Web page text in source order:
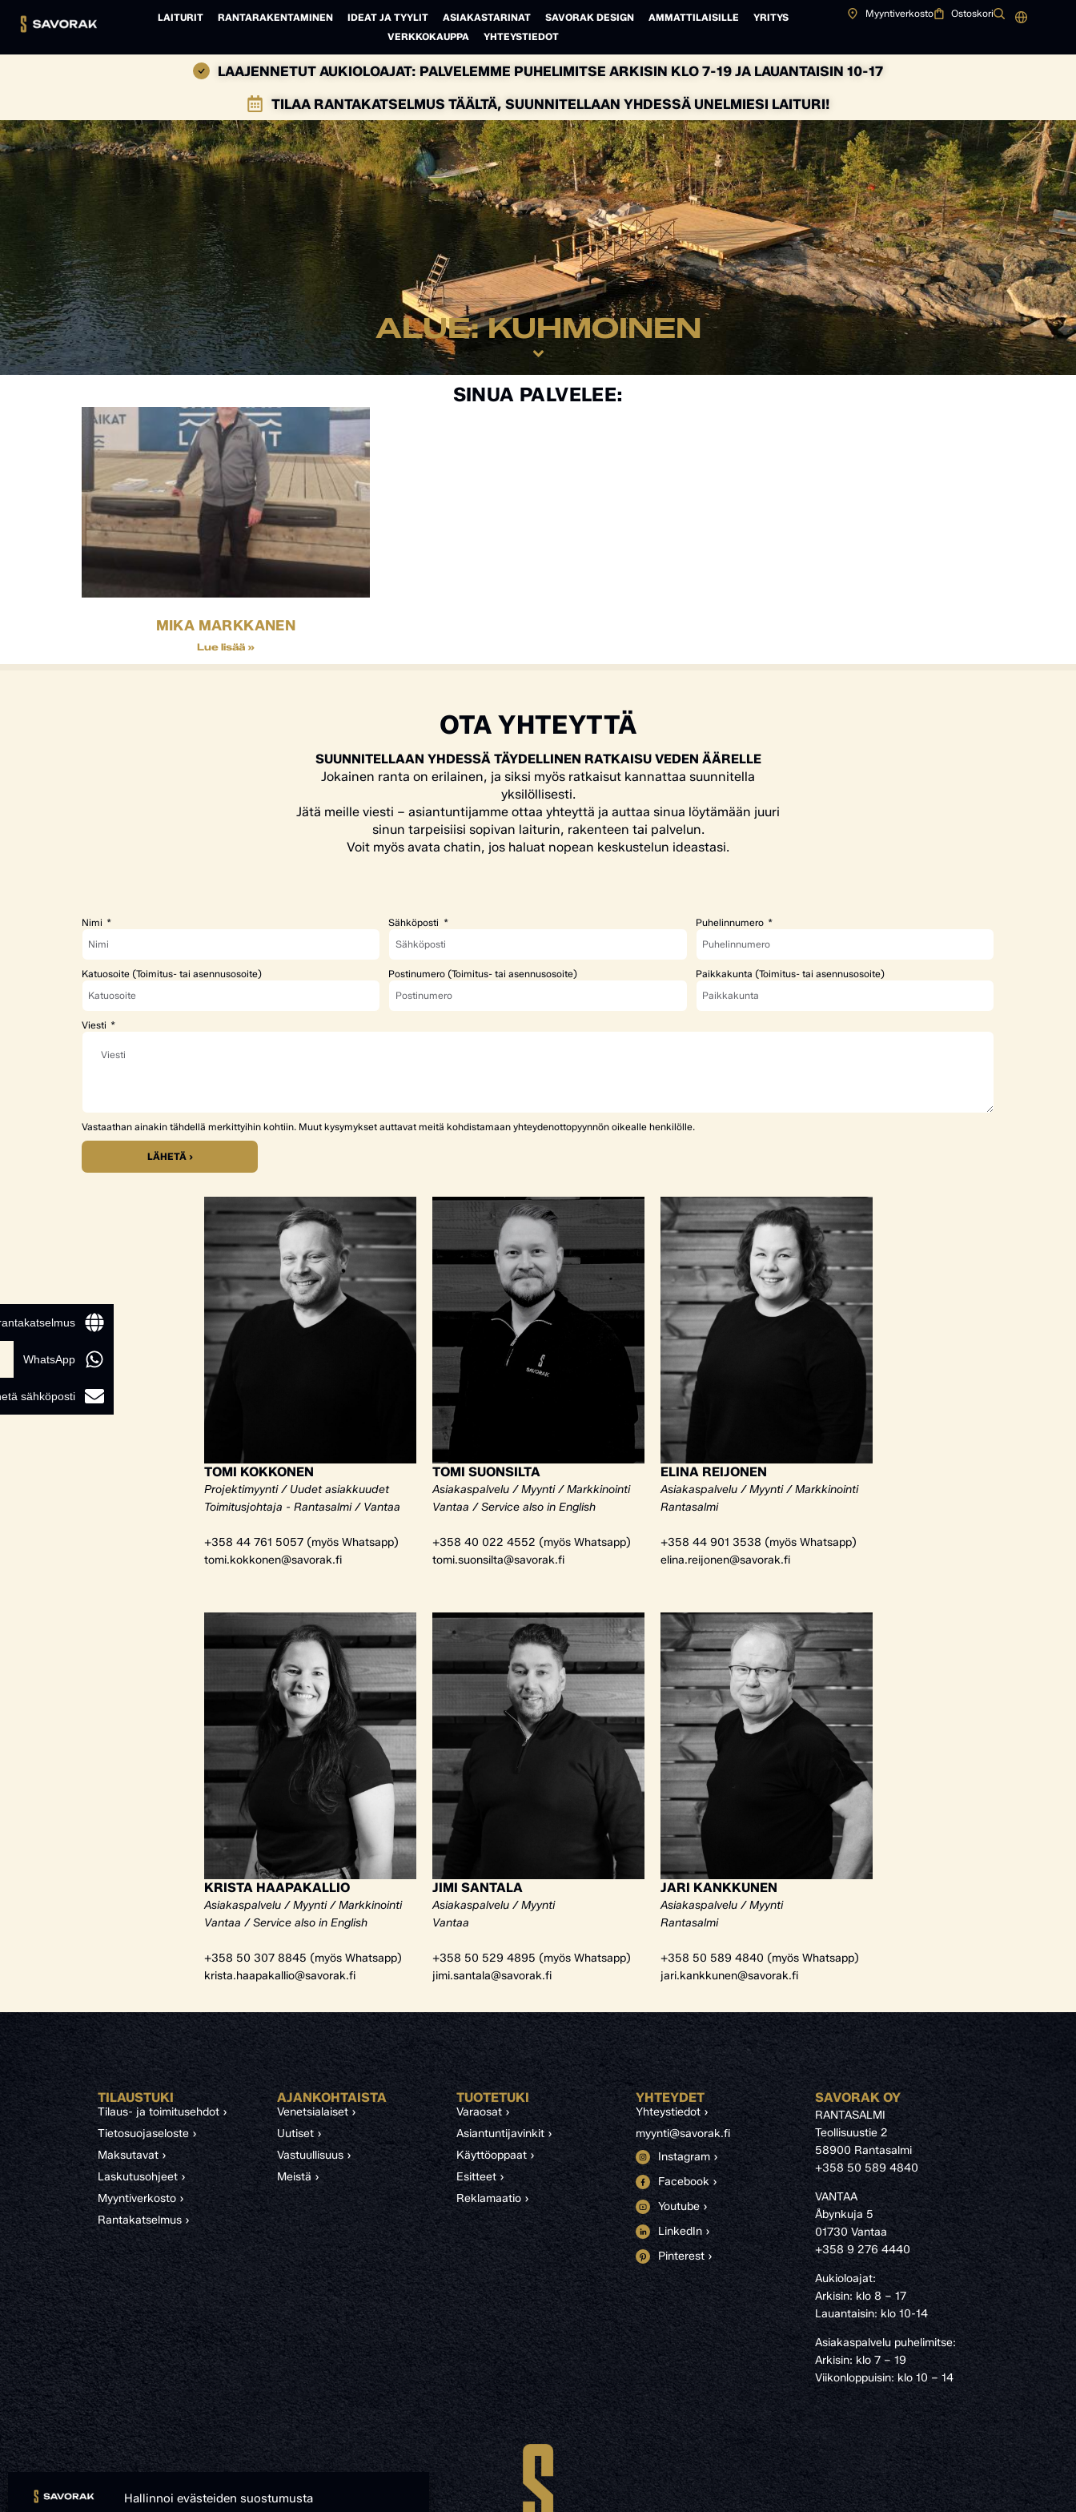
Hallinnoi evästeiden suostumusta
LAITURIT RANTARAKENTAMINEN IDEAT JA TYYLIT ASIAKASTARINAT SAVORAK DESIGN AMMATTILAISILLE
YRITYS
VERKKOKAUPPA
YHTEYSTIEDOT
Myyntiverkosto Ostoskori
LAAJENNETUT AUKIOLOAJAT: PALVELEMME PUHELIMITSE ARKISIN KLO 7-19 JA LAUANTAISIN 10-17
TILAA RANTAKATSELMUS TÄÄLTÄ, SUUNNITELLAAN YHDESSÄ UNELMIESI LAITURI!
ALUE: KUHMOINEN
SINUA PALVELEE:
MIKA MARKKANEN
Lue lisää »
OTA YHTEYTTÄ
SUUNNITELLAAN YHDESSÄ TÄYDELLINEN RATKAISU VEDEN ÄÄRELLE
Jokainen ranta on erilainen, ja siksi myös ratkaisut kannattaa suunnitella
yksilöllisesti.
Jätä meille viesti – asiantuntijamme ottaa yhteyttä ja auttaa sinua löytämään juuri
sinun tarpeisiisi sopivan laiturin, rakenteen tai palvelun.
Voit myös avata chatin, jos haluat nopean keskustelun ideastasi.
Nimi Sähköposti Puhelinnumero
Katuosoite (Toimitus- tai asennusosoite) Postinumero (Toimitus- tai asennusosoite) Paikkakunta (Toimitus- tai asennusosoite)
Viesti
Vastaathan ainakin tähdellä merkittyihin kohtiin. Muut kysymykset auttavat meitä kohdistamaan yhteydenottopyynnön oikealle henkilölle.
LÄHETÄ ›
TOMI KOKKONEN
Projektimyynti / Uudet asiakkuudet
Toimitusjohtaja - Rantasalmi / Vantaa
+358 44 761 5057 (myös Whatsapp)
tomi.kokkonen@savorak.fi
TOMI SUONSILTA
Asiakaspalvelu / Myynti / Markkinointi
Vantaa / Service also in English
+358 40 022 4552 (myös Whatsapp)
tomi.suonsilta@savorak.fi
ELINA REIJONEN
Asiakaspalvelu / Myynti / Markkinointi
Rantasalmi
+358 44 901 3538 (myös Whatsapp)
elina.reijonen@savorak.fi
KRISTA HAAPAKALLIO
Asiakaspalvelu / Myynti / Markkinointi
Vantaa / Service also in English
+358 50 307 8845 (myös Whatsapp)
krista.haapakallio@savorak.fi
JIMI SANTALA
Asiakaspalvelu / Myynti
Vantaa
+358 50 529 4895 (myös Whatsapp)
jimi.santala@savorak.fi
JARI KANKKUNEN
Asiakaspalvelu / Myynti
Rantasalmi
+358 50 589 4840 (myös Whatsapp)
jari.kankkunen@savorak.fi
TILAUSTUKI
Tilaus- ja toimitusehdot ›
Tietosuojaseloste ›
Maksutavat ›
Laskutusohjeet ›
Myyntiverkosto ›
Rantakatselmus ›
AJANKOHTAISTA
Venetsialaiset ›
Uutiset ›
Vastuullisuus ›
Meistä ›
TUOTETUKI
Varaosat ›
Asiantuntijavinkit ›
Käyttöoppaat ›
Esitteet ›
Reklamaatio ›
YHTEYDET
Yhteystiedot ›
myynti@savorak.fi
Instagram ›
Facebook ›
Youtube ›
LinkedIn ›
Pinterest ›
SAVORAK OY
RANTASALMI
Teollisuustie 2
58900 Rantasalmi
+358 50 589 4840
VANTAA
Åbynkuja 5
01730 Vantaa
+358 9 276 4440
Aukioloajat:
Arkisin: klo 8 – 17
Lauantaisin: klo 10-14
Asiakaspalvelu puhelimitse:
Arkisin: klo 7 – 19
Viikonloppuisin: klo 10 – 14
WhatsApp
sähköposti